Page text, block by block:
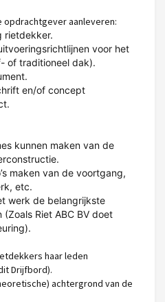
opdrachtgever aanleveren:
rietdekker.
voor het
of traditioneel dak).
en/of concept
kunnen maken van de
maken van de voortgang,
etc.
werk de belangrijkste
Riet ABC BV doet
haar leden
Drijfbord).
achtergrond van de